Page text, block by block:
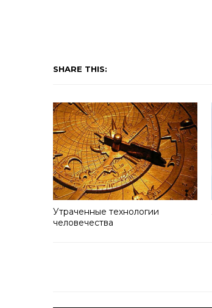
SHARE THIS:
Утраченные технологии
человечества